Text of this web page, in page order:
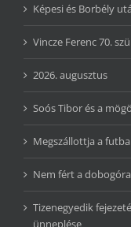
Képesi és Borbély
Vincze Ferenc 70.
2026. augusztus
Soós Tibor és a
Megszállottja a
Nem fért a
Tizenegyedik
ünneplése